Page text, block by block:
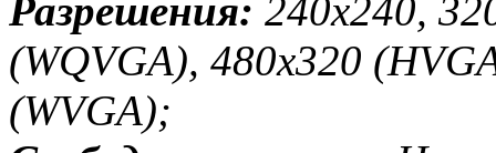
Разрешения: 240x240,
(WQVGA), 480x320
(WVGA);